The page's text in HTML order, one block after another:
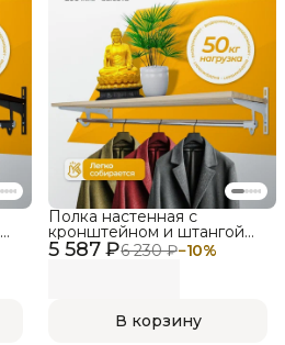
5 587 ₽6 230 ₽−10%
Полка настенная с
кронштейном и штангой
LIGROOM LIGHT,
В корзину